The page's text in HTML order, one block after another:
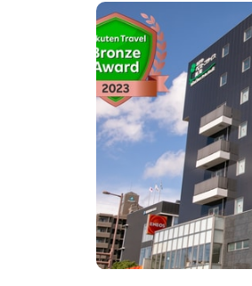
a
g
e
_
s
e
a
r